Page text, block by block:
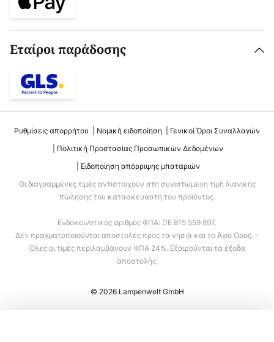
Εταίροι παράδοσης
Ρυθμίσεις απορρήτου Νομική ειδοποίηση
Γενικοί Όροι Συναλλαγών
Πολιτική Προστασίας Προσωπικών Δεδομένων
Ειδοποίηση απόρριψης μπαταριών
Οι διαγραμμένες τιμές αντιστοιχούν στη συνιστώμενη τιμή λιανικής
πώλησης του κατασκευαστή του προϊόντος.
Ενδοκοινοτικός αριθμός ΦΠΑ: DE 815 559 897.
Δεν πραγματοποιούνται αποστολές προς τα νησιά και το Άγιο Όρος. -
Όλες οι τιμές περιλαμβάνουν ΦΠΑ 24%. Εξαιρούνται τα έξοδα
αποστολής.
© 2026 Lampenwelt GmbH